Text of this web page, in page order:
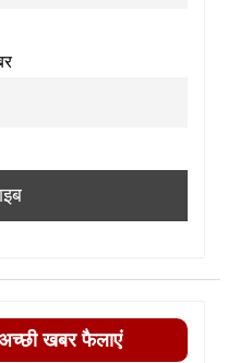
खबर फैलाएं